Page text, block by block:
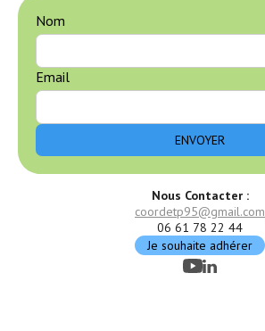
Nous Contacter :
coordetp95@gmail.com
06 61 78 22 44
Je souhaite adhérer
Nom
Email